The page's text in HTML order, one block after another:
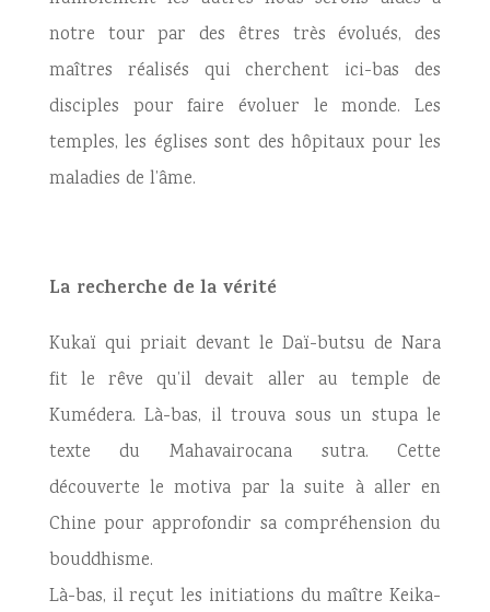
notre tour par des êtres très évolués, des
maîtres réalisés qui cherchent ici-bas des
disciples pour faire évoluer le monde. Les
temples, les églises sont des hôpitaux pour les
maladies de l’âme.
La recherche de la vérité
Kukaï qui priait devant le Daï-butsu de Nara
fit le rêve qu’il devait aller au temple de
Kumédera. Là-bas, il trouva sous un stupa le
texte du Mahavairocana sutra. Cette
découverte le motiva par la suite à aller en
Chine pour approfondir sa compréhension du
bouddhisme.
Là-bas, il reçut les initiations du maître Keika-